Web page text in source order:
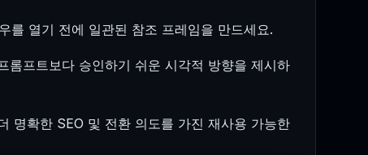
를 열기 전에 일관된 참조 프레임을 만드세요.
롬프트보다 승인하기 쉬운 시각적 방향을 제시하
명확한 SEO 및 전환 의도를 가진 재사용 가능한